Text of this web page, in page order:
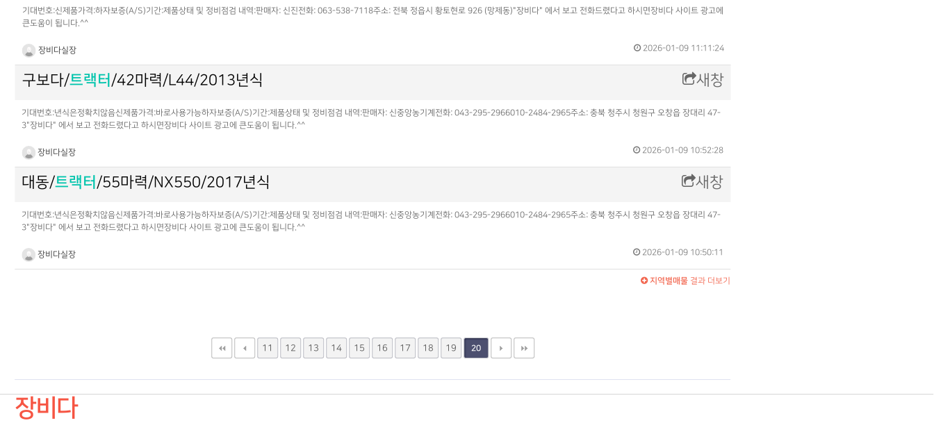
기대번호:신제품가격:하자보증(A/S)기간:제품상태 및 정비점검 내역:판매자: 신진전화: 063-538-7118주소: 전북 정읍시 황토현로 926 (망제동)"장비다" 에서 보고 전화드렸다고 하시면장비다 사이트 광고에
큰도움이 됩니다.^^
장비다실장 2026-01-09 11:11:24
구보다/트랙터 /42마력/L44/2013년식 새창
기대번호:년식은정확치않음신제품가격:바로사용가능하자보증(A/S)기간:제품상태 및 정비점검 내역:판매자: 신중앙농기계전화: 043-295-2966010-2484-2965주소: 충북 청주시 청원구 오창읍 장대리 47-
3"장비다" 에서 보고 전화드렸다고 하시면장비다 사이트 광고에 큰도움이 됩니다.^^
장비다실장 2026-01-09 10:52:28
대동/트랙터 /55마력/NX550/2017년식 새창
기대번호:년식은정확치않음신제품가격:바로사용가능하자보증(A/S)기간:제품상태 및 정비점검 내역:판매자: 신중앙농기계전화: 043-295-2966010-2484-2965주소: 충북 청주시 청원구 오창읍 장대리 47-
3"장비다" 에서 보고 전화드렸다고 하시면장비다 사이트 광고에 큰도움이 됩니다.^^
장비다실장 2026-01-09 10:50:11
지역별매물 결과 더보기
11 12 13 14 15 16 17 18 19 20
장비다